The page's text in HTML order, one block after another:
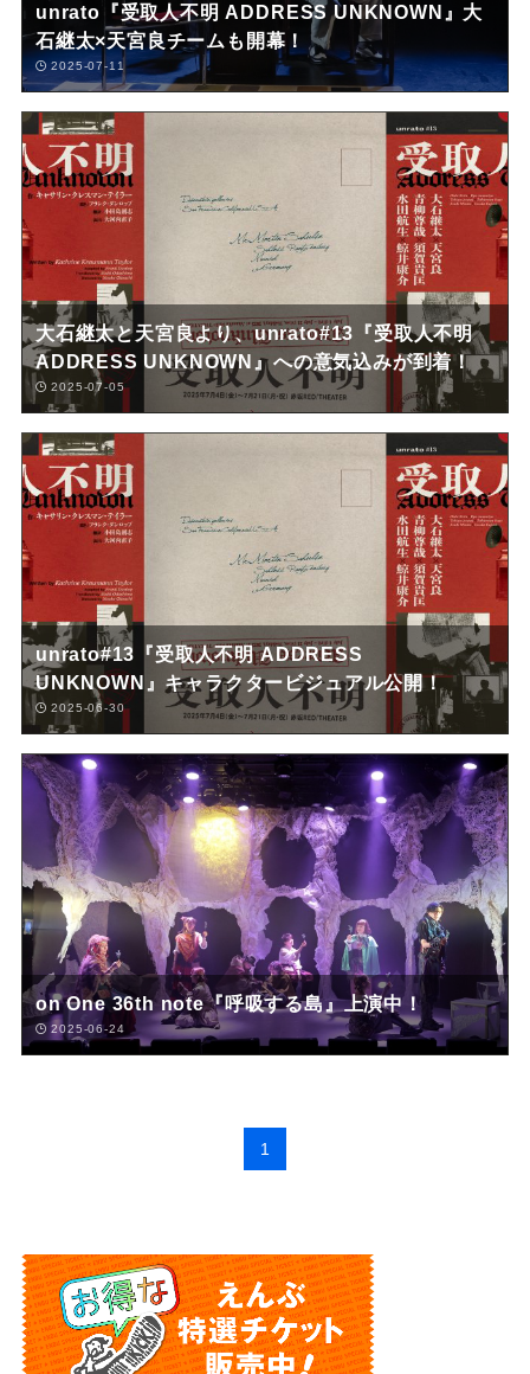
unrato『受取人不明 ADDRESS UNKNOWN』大
石継太×天宮良チームも開幕！
2025-07-11
大石継太と天宮良より、unrato#13『受取人不明
ADDRESS UNKNOWN』への意気込みが到着！
2025-07-05
unrato#13『受取人不明 ADDRESS
UNKNOWN』キャラクタービジュアル公開！
2025-06-30
on One 36th note『呼吸する島』上演中！
2025-06-24
1